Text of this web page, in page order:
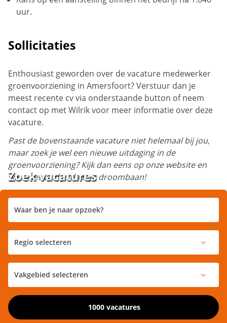
uur.
Sollicitaties
Enthousiast geworden over de vacature medewerker
groenvoorziening in Amersfoort? Verstuur dan je
meest recente cv via onderstaande button of neem
contact op met Wilrik voor meer informatie over deze
vacature.
Past de bovenstaande vacature niet helemaal bij jou,
maar zoek je wel een nieuwe uitdaging in de
groenvoorziening? Kijk dan eens op onze website en
wie weet vind je daar je droombaan!
Zoek vacatures
1000 vacatures